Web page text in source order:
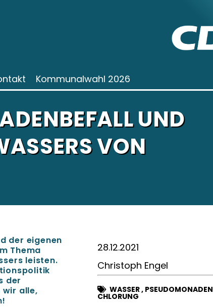
Kommunalwahl 2026
UND
VON
der eigenen
Thema
leisten.
der
alle,
28.12.2021
Christoph Engel
WASSER, PSEUDOMONADEN
CHLORUNG